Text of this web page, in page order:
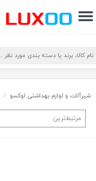
​جستجو
حساب کاربری من
شیرآلات و لوازم بهداشتی لوکسو
مرتبط‌ترین